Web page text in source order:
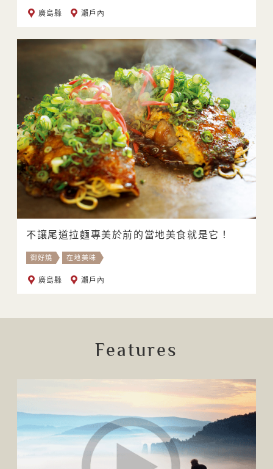
廣島縣 瀨戶內
不讓尾道拉麵專美於前的當地美食就是它！
御好燒 在地美味
廣島縣 瀨戶內
Features